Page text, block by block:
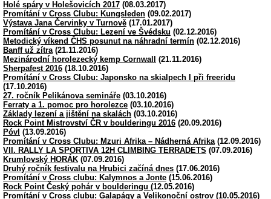
Holé spáry v Holešovicích 2017 (08.03.2017)
Promítání v Cross Clubu: Kungsleden (09.02.2017)
Výstava Jana Červinky v Turnově (17.01.2017)
Promítání v Cross Clubu: Lezení ve Švédsku (02.12.2016)
Metodický víkend ČHS posunut na náhradní termín (02.12.2016)
Banff už zítra (21.11.2016)
Mezinárodní horolezecký kemp Cornwall (21.11.2016)
Sherpafest 2016 (18.10.2016)
Promítání v Cross Clubu: Japonsko na skialpech I při freeridu
(17.10.2016)
27. ročník Pelikánova semináře (03.10.2016)
Ferraty a 1. pomoc pro horolezce (03.10.2016)
Základy lezení a jištění na skalách (03.10.2016)
Rock Point Mistrovství ČR v boulderingu 2016 (20.09.2016)
Póvl (13.09.2016)
Promítání v Cross Clubu: Mzuri Afrika – Nádherná Afrika (12.09.2016)
VII. RALLY LA SPORTIVA 12H CLIMBING TERRADETS (07.09.2016)
Krumlovský HORÁK (07.09.2016)
Druhý ročník festivalu na Hrubici začíná dnes (17.06.2016)
Promítání v Cross clubu: Kalymnos a Jonte (15.06.2016)
Rock Point Český pohár v boulderingu (12.05.2016)
Promítání v Cross clubu: Galapágy a Velikonoční ostrov (10.05.2016)